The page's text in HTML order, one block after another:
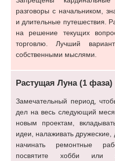
разговоры с начальником,
и длительные путешествия.
на решение текущих
торговлю. Лучший
собственными мыслями.
Растущая Луна (1 фаза)
Замечательный период,
дел на весь следующий
новым проектам,
идеи, налаживать
начинать ремонтные
посвятите хобби или